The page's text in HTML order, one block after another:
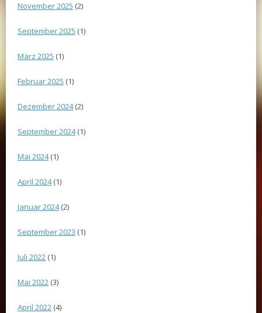
November 2025 (2)
September 2025 (1)
März 2025 (1)
Februar 2025 (1)
Dezember 2024(2)
September 2024(1)
Mai 2024(1)
April 2024(1)
Januar 2024(2)
September 2023 (1)
Juli 2022 (1)
Mai 2022 (3)
April 2022 (4)